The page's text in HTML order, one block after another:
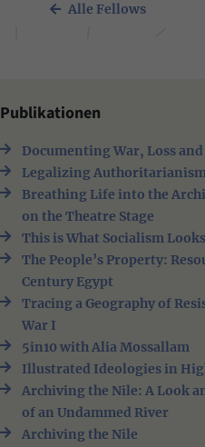
Alle Fellows
Publikationen
Documenting War, Loss
Legalizing
Breathing Life into the
on the Theatre Stage
This is What Socialism
The People’s Property:
Century Egypt
Tracing a Geography of
War I
5in10 with Alia Mossallam
Illustrated Ideologies in
Archiving the Nile: A Look
of an Undammed River
Archiving the Nile